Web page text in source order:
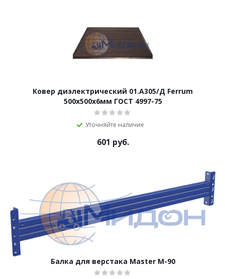
Ковер диэлектрический 01.А305/Д Ferrum
500х500х6мм ГОСТ 4997-75
Уточняйте наличие
601 руб.
Балка для верстака Master M-90